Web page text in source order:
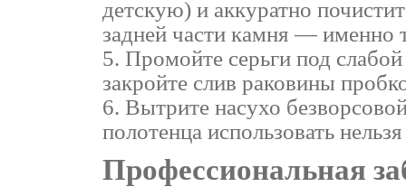
детскую) и аккуратно
задней части камня — именно
Промойте серьги под
закройте слив раковины
Вытрите насухо
полотенца использовать
Профессиональная